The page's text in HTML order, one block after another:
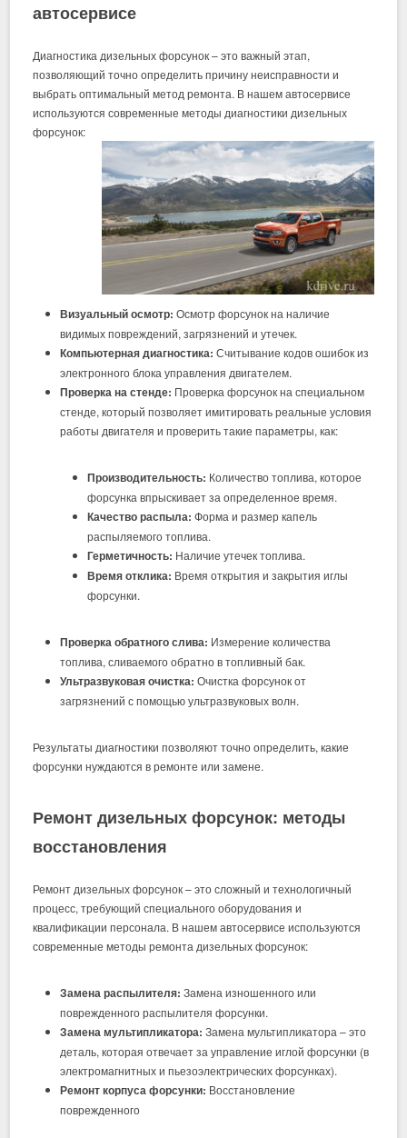
автосервисе
Диагностика дизельных форсунок – это важный этап,
позволяющий точно определить причину неисправности и
выбрать оптимальный метод ремонта. В нашем автосервисе
используются современные методы диагностики дизельных
форсунок:
Визуальный осмотр: Осмотр форсунок на наличие
видимых повреждений, загрязнений и утечек.
Компьютерная диагностика: Считывание кодов ошибок из
электронного блока управления двигателем.
Проверка на стенде: Проверка форсунок на специальном
стенде, который позволяет имитировать реальные условия
работы двигателя и проверить такие параметры, как:
Производительность: Количество топлива, которое
форсунка впрыскивает за определенное время.
Качество распыла: Форма и размер капель
распыляемого топлива.
Герметичность: Наличие утечек топлива.
Время отклика: Время открытия и закрытия иглы
форсунки.
Проверка обратного слива: Измерение количества
топлива, сливаемого обратно в топливный бак.
Ультразвуковая очистка: Очистка форсунок от
загрязнений с помощью ультразвуковых волн.
Результаты диагностики позволяют точно определить, какие
форсунки нуждаются в ремонте или замене.
Ремонт дизельных форсунок: методы
восстановления
Ремонт дизельных форсунок – это сложный и технологичный
процесс, требующий специального оборудования и
квалификации персонала. В нашем автосервисе используются
современные методы ремонта дизельных форсунок:
Замена распылителя: Замена изношенного или
поврежденного распылителя форсунки.
Замена мультипликатора: Замена мультипликатора – это
деталь, которая отвечает за управление иглой форсунки (в
электромагнитных и пьезоэлектрических форсунках).
Ремонт корпуса форсунки: Восстановление
поврежденного